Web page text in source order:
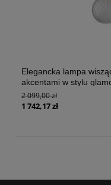
Elegancka lampa
akcentami w stylu
2 099,00 zł
1 742,17 zł